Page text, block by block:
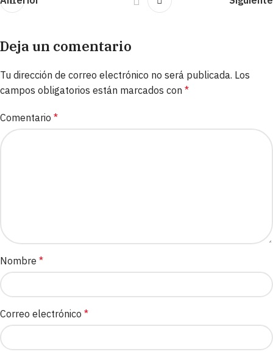
Deja un comentario
Tu dirección de correo electrónico no será publicada. Los
campos obligatorios están marcados con *
Comentario *
Nombre *
Correo electrónico *